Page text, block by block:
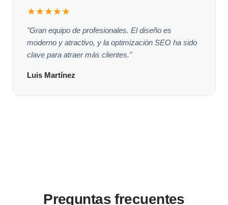
★★★★★
"Gran equipo de profesionales. El diseño es
moderno y atractivo, y la optimización SEO ha sido
clave para atraer más clientes."
Luis Martínez
Preguntas frecuentes